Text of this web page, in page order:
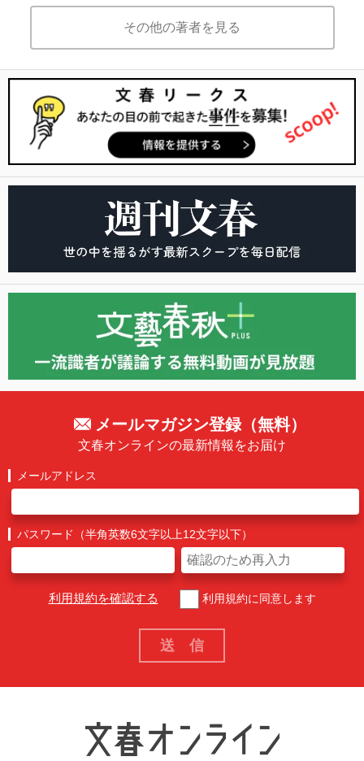
その他の著者を見る
メールマガジン登録（無料）
文春オンラインの最新情報をお届け
メールアドレス
パスワード（半角英数6文字以上12文字以下）
利用規約を確認する 利用規約に同意します